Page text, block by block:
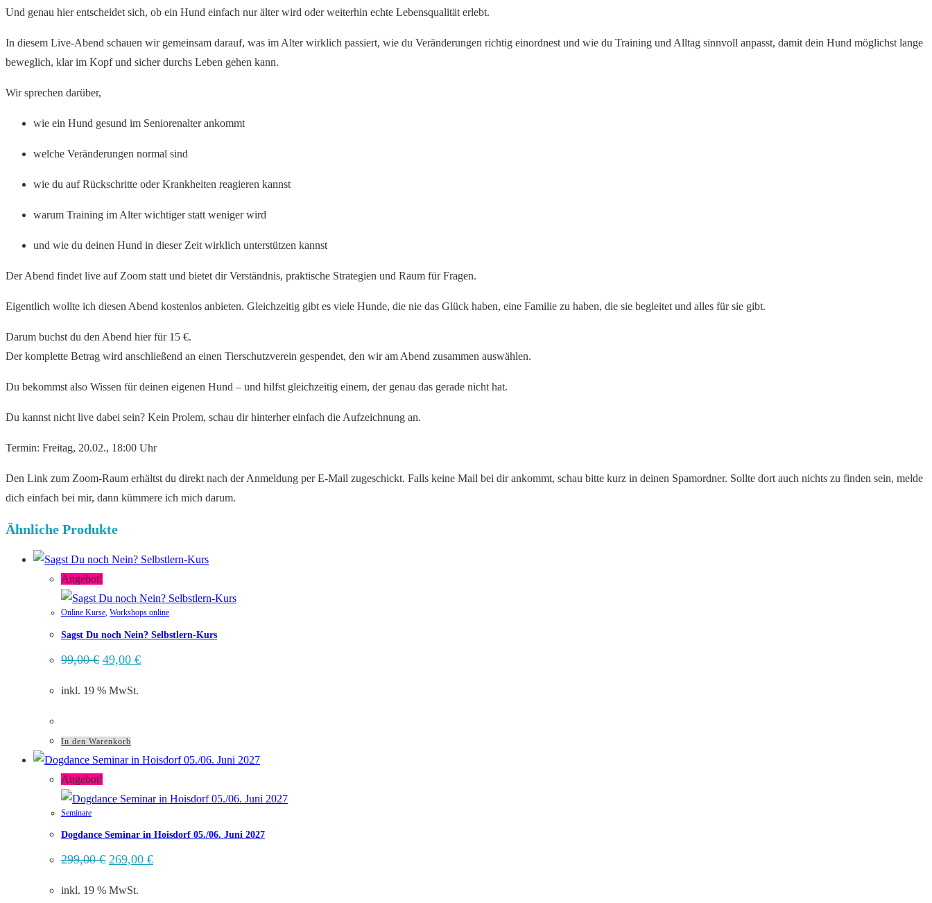
Und genau hier entscheidet sich, ob ein Hund einfach nur älter wird oder weiterhin echte Lebensqualität erlebt.
In diesem Live-Abend schauen wir gemeinsam darauf, was im Alter wirklich passiert, wie du Veränderungen richtig einordnest und wie du Training und Alltag sinnvoll anpasst, damit dein Hund möglichst lange
beweglich, klar im Kopf und sicher durchs Leben gehen kann.
Wir sprechen darüber,
wie ein Hund gesund im Seniorenalter ankommt
welche Veränderungen normal sind
wie du auf Rückschritte oder Krankheiten reagieren kannst
warum Training im Alter wichtiger statt weniger wird
und wie du deinen Hund in dieser Zeit wirklich unterstützen kannst
Der Abend findet live auf Zoom statt und bietet dir Verständnis, praktische Strategien und Raum für Fragen.
Eigentlich wollte ich diesen Abend kostenlos anbieten. Gleichzeitig gibt es viele Hunde, die nie das Glück haben, eine Familie zu haben, die sie begleitet und alles für sie gibt.
Darum buchst du den Abend hier für 15 €.
Der komplette Betrag wird anschließend an einen Tierschutzverein gespendet, den wir am Abend zusammen auswählen.
Du bekommst also Wissen für deinen eigenen Hund – und hilfst gleichzeitig einem, der genau das gerade nicht hat.
Du kannst nicht live dabei sein? Kein Prolem, schau dir hinterher einfach die Aufzeichnung an.
Termin: Freitag, 20.02., 18:00 Uhr
Den Link zum Zoom-Raum erhältst du direkt nach der Anmeldung per E-Mail zugeschickt. Falls keine Mail bei dir ankommt, schau bitte kurz in deinen Spamordner. Sollte dort auch nichts zu finden sein, melde
dich einfach bei mir, dann kümmere ich mich darum.
Ähnliche Produkte
Angebot!
Online Kurse, Workshops online
Sagst Du noch Nein? Selbstlern-Kurs
99,00€ Ursprünglicher
Preis
99,00 €
49,00 €Aktueller
Preis
inkl. 19 % MwSt.
In den Warenkorb
Angebot!
Seminare
Dogdance Seminar in Hoisdorf 05./06. Juni 2027
299,00€ Ursprünglicher
Preis
299,00 €
269,00 €Aktueller
Preis
inkl. 19 % MwSt.